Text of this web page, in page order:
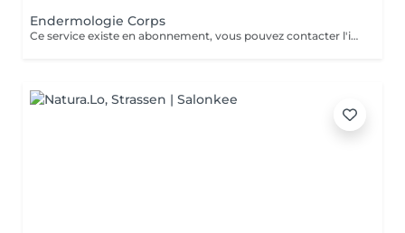
Endermologie Corps
Ce service existe en abonnement, vous pouvez contacter l'institut pour de plus amples renseignements.